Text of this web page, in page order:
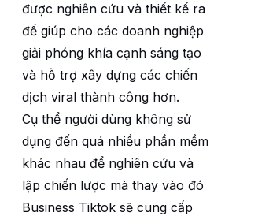
được nghiên cứu và thiết kế ra
để giúp cho các doanh nghiệp
giải phóng khía cạnh sáng tạo
và hỗ trợ xây dựng các chiến
dịch viral thành công hơn.
Cụ thể người dùng không sử
dụng đến quá nhiều phần mềm
khác nhau để nghiên cứu và
lập chiến lược mà thay vào đó
Business Tiktok sẽ cung cấp